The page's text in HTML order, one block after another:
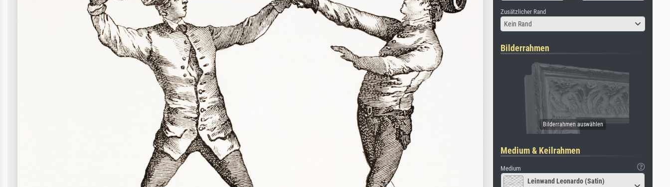
Zusätzlicher Rand
Kein Rand
Bilderrahmen
Medium & Keilrahmen
Medium
Leinwand Leonardo (Satin)